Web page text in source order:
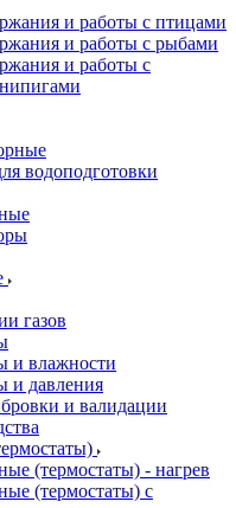
и работы с птицами
и работы с рыбами
и работы с
водоподготовки
газов
и влажности
и давления
и валидации
(термостаты) - нагрев
(термостаты) с